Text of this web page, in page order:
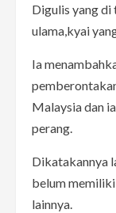
Digulis yang di
ulama,kyai
Ia
Malaysia dan
perang.
Dikatakannya
belum
lainnya.